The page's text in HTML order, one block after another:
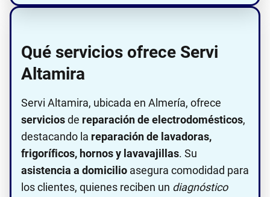
Qué servicios ofrece Servi
Altamira
Servi Altamira, ubicada en Almería, ofrece
serviciosde reparación de electrodomésticos,
destacando la reparación de lavadoras,
frigoríficos, hornos y lavavajillas. Su
asistencia a domicilio asegura comodidad para
los clientes, quienes reciben un diagnóstico